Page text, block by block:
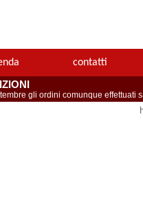
contatti
gli ordini comunque effettuati